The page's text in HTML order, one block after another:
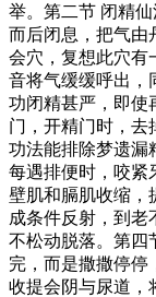
举。第二节 闭精
而后闭息，把气由
会穴，复想此穴有
音将气缓缓呼出，
功闭精甚严，即使
门，开精门时，去
功法能排除梦遗漏
每遇排便时，咬紧
壁肌和膈肌收缩，
成条件反射，到老
不松动脱落。第四
完，而是撒撒停停
收提会阴与尿道，